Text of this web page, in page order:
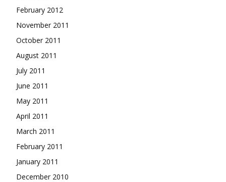
February 2012
November 2011
October 2011
August 2011
July 2011
June 2011
May 2011
April 2011
March 2011
February 2011
January 2011
December 2010